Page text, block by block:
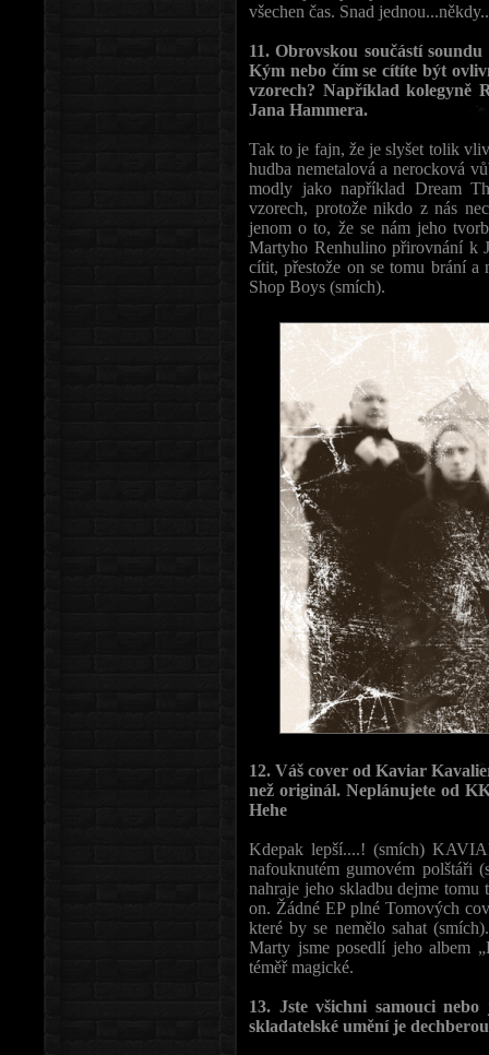
všechen čas. Snad
11. Obrovskou součástí
Kým nebo čím se cítíte být
vzorech? Například kolegyně
Jana Hammera.
Tak to je fajn, že je slyšet tolik
hudba nemetalová a nerocková
modly jako například Dream
vzorech, protože nikdo z nás
jenom o to, že se nám jeho
Martyho Renhulino přirovnání k
cítit, přestože on se tomu brání a
Shop Boys (smích).
12. Váš cover od Kaviar
než originál. Neplánujete od
Hehe
Kdepak lepší....! (smích)
nafouknutém gumovém polštáři
nahraje jeho skladbu dejme tomu
on. Žádné EP plné Tomových
které by se nemělo sahat
Marty jsme posedlí jeho albem
téměř magické.
13. Jste všichni samouci
skladatelské umění je